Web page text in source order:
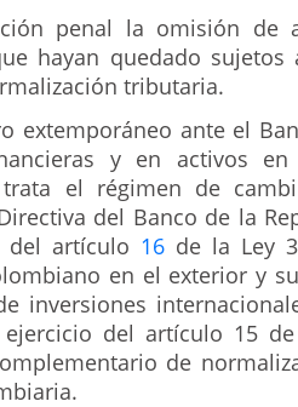
penal la omisión de
hayan quedado
tributaria.
extemporáneo ante el
y en activos
el régimen de
del Banco de la
artículo 16 de la Ley
en el exterior y
inversiones
del artículo 15
de